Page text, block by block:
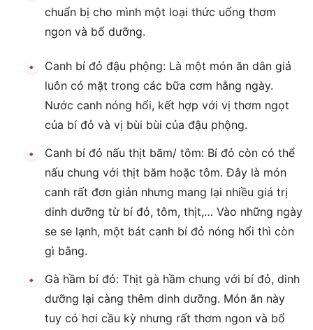
chuẩn bị cho mình một loại thức uống thơm
ngon và bổ dưỡng.
Canh bí đỏ đậu phộng: Là một món ăn dân giả
luôn có mặt trong các bữa cơm hằng ngày.
Nước canh nóng hổi, kết hợp với vị thơm ngọt
của bí đỏ và vị bùi bùi của đậu phộng.
Canh bí đỏ nấu thịt băm/ tôm: Bí đỏ còn có thể
nấu chung với thịt băm hoặc tôm. Đây là món
canh rất đơn giản nhưng mang lại nhiều giá trị
dinh dưỡng từ bí đỏ, tôm, thịt,… Vào những ngày
se se lạnh, một bát canh bí đỏ nóng hổi thì còn
gì bằng.
Gà hầm bí đỏ: Thịt gà hầm chung với bí đỏ, dinh
dưỡng lại càng thêm dinh dưỡng. Món ăn này
tuy có hơi cầu kỳ nhưng rất thơm ngon và bổ